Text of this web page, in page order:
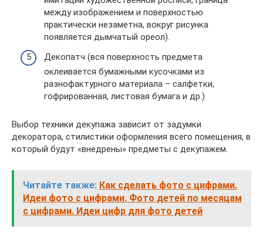
между изображением и поверхностью
практически незаметна, вокруг рисунка
появляется дымчатый ореол).
Декопатч (вся поверхность предмета
оклеивается бумажными кусочками из
разнофактурного материала – салфетки,
гофрированная, листовая бумага и др.)
Выбор техники декупажа зависит от задумки
декоратора, стилистики оформления всего помещения, в
который будут «внедрены» предметы с декупажем.
Читайте также: Как сделать фото с цифрами.
Идеи фото с цифрами. Фото детей по месяцам
с цифрами. Идеи цифр для фото детей